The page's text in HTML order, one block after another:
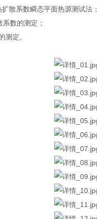
散系数瞬态平面热源测试法；
数的测定；
测定。